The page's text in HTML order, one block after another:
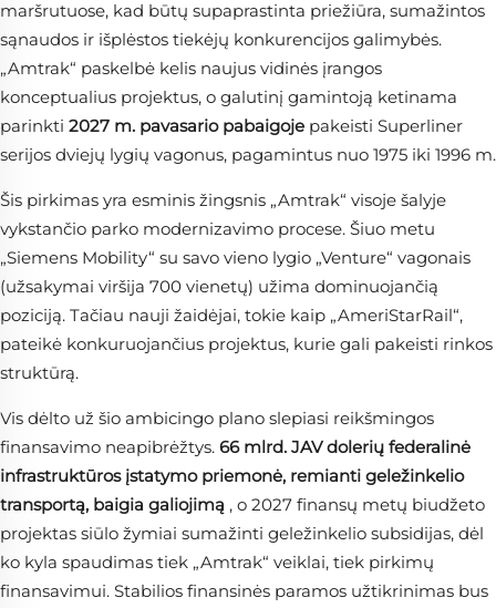
maršrutuose, kad būtų supaprastinta priežiūra, sumažintos
sąnaudos ir išplėstos tiekėjų konkurencijos galimybės.
„Amtrak“ paskelbė kelis naujus vidinės įrangos
konceptualius projektus, o galutinį gamintoją ketinama
parinkti 2027 m. pavasario pabaigoje pakeisti Superliner
serijos dviejų lygių vagonus, pagamintus nuo 1975 iki 1996 m.
Šis pirkimas yra esminis žingsnis „Amtrak“ visoje šalyje
vykstančio parko modernizavimo procese. Šiuo metu
„Siemens Mobility“ su savo vieno lygio „Venture“ vagonais
(užsakymai viršija 700 vienetų) užima dominuojančią
poziciją. Tačiau nauji žaidėjai, tokie kaip „AmeriStarRail“,
pateikė konkuruojančius projektus, kurie gali pakeisti rinkos
struktūrą.
Vis dėlto už šio ambicingo plano slepiasi reikšmingos
finansavimo neapibrėžtys. 66 mlrd. JAV dolerių federalinė
infrastruktūros įstatymo priemonė, remianti geležinkelio
transportą, baigia galiojimą , o 2027 finansų metų biudžeto
projektas siūlo žymiai sumažinti geležinkelio subsidijas, dėl
ko kyla spaudimas tiek „Amtrak“ veiklai, tiek pirkimų
finansavimui. Stabilios finansinės paramos užtikrinimas bus